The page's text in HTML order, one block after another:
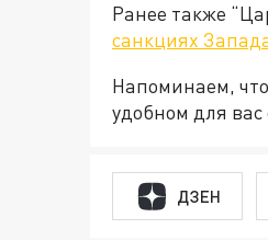
Ранее также
санкциях
Напоминаем,
удобном для
ДЗЕН